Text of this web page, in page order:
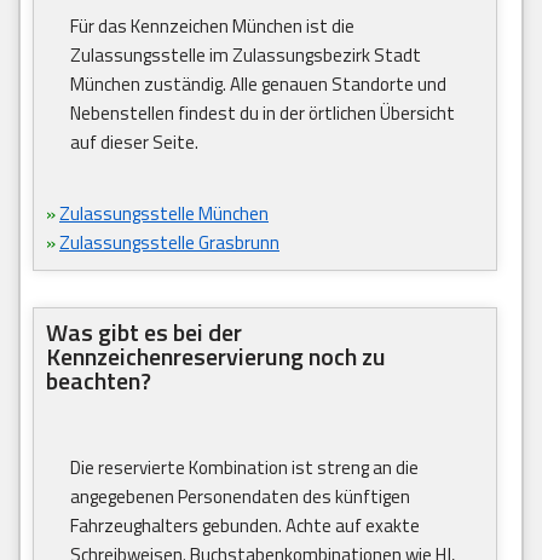
Für das Kennzeichen München ist die
Zulassungsstelle im Zulassungsbezirk Stadt
München zuständig. Alle genauen Standorte und
Nebenstellen findest du in der örtlichen Übersicht
auf dieser Seite.
»Zulassungsstelle München
»Zulassungsstelle Grasbrunn
Was gibt es bei der
Kennzeichenreservierung noch zu
beachten?
Die reservierte Kombination ist streng an die
angegebenen Personendaten des künftigen
Fahrzeughalters gebunden. Achte auf exakte